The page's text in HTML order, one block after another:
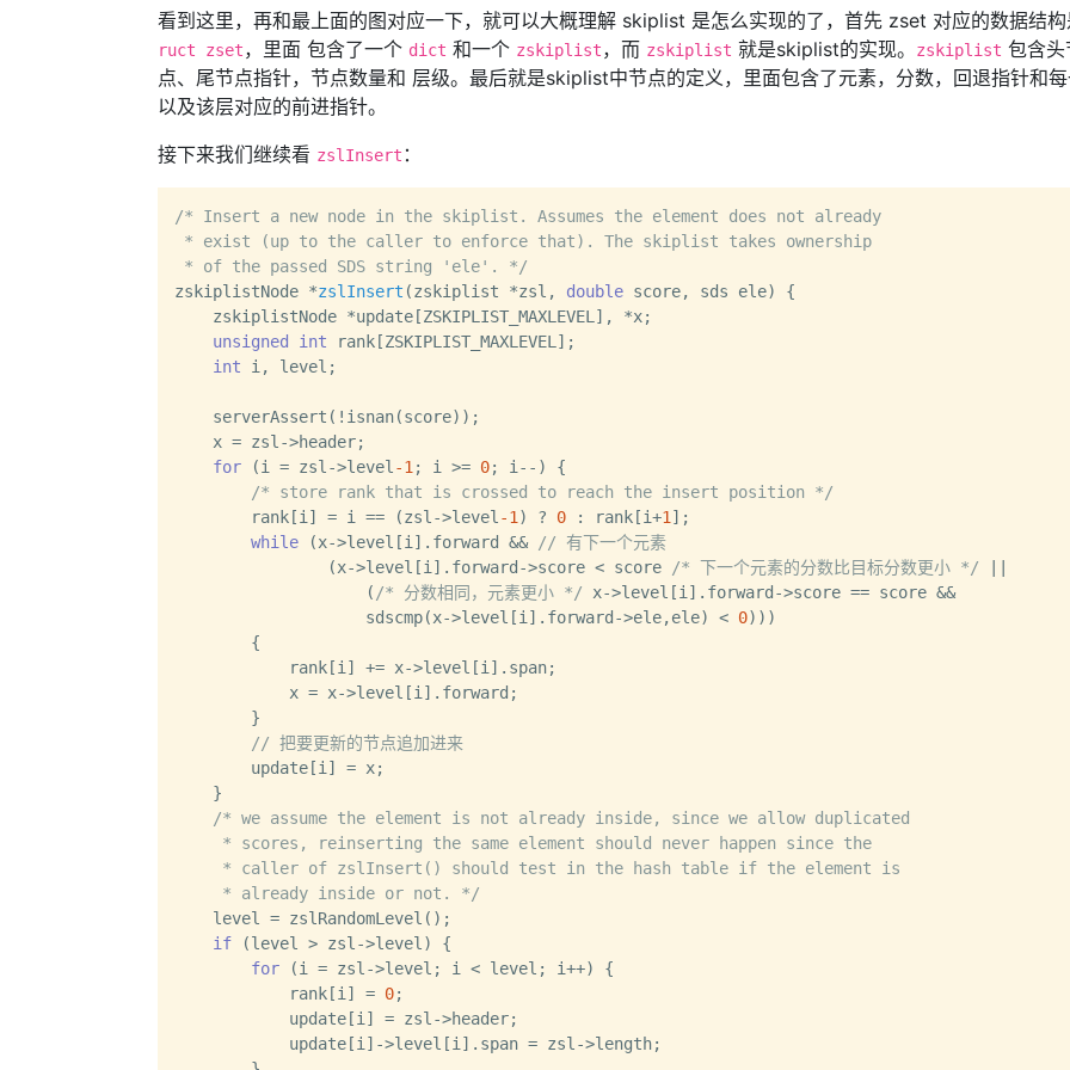
看到这里，再和最上面的图对应一下，就可以大概理解 skiplist 是怎么实现的了，首先 zset 对应的数据结构
ruct zset，里面 包含了一个 dict 和一个 zskiplist，而 zskiplist 就是skiplist的实现。 zskiplist 包含头
点、尾节点指针，节点数量和 层级。最后就是skiplist中节点的定义，里面包含了元素，分数，回退指针和
以及该层对应的前进指针。
接下来我们继续看 zslInsert ：
/* Insert a new node in the skiplist. Assumes the element does not already
* exist (up to the caller to enforce that). The skiplist takes ownership
* of the passed SDS string 'ele'. */
zskiplistNode *zslInsert (zskiplist *zsl, double score, sds ele)
{
    zskiplistNode *update[ZSKIPLIST_MAXLEVEL], *x;
unsigned
int rank[ZSKIPLIST_MAXLEVEL];
int i, level;
    serverAssert(!isnan(score));
    x = zsl->header;
for (i = zsl->level -1 ; i >= 0; i--) {
/* store rank that is crossed to reach the insert position */
        rank[i] = i == (zsl->level
-1 ) ? 0 : rank[i+1 ];
while (x->level[i].forward && // 有下一个元素
                (x->level[i].forward->score < score
/* 下一个元素的分数比目标分数更小 */
                    (
/* 分数相同，元素更小 */ x->level[i].forward->score == score &&
                    sdscmp(x->level[i].forward->ele,ele) <
0)))
        {
            rank[i] += x->level[i].span;
            x = x->level[i].forward;
        }
// 把要更新的节点追加进来
        update[i] = x;
    }
/* we assume the element is not already inside, since we allow duplicated
     * scores, reinserting the same element should never happen since the
     * caller of zslInsert() should test in the hash table if the element is
     * already inside or not. */
    level = zslRandomLevel();
if (level > zsl->level) {
for (i = zsl->level; i < level; i++) {
            rank[i] =
0;
            update[i] = zsl->header;
            update[i]->level[i].span = zsl->length;